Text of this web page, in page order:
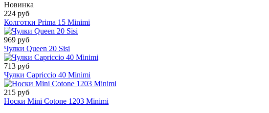
Новинка
224 руб
Колготки Prima 15 Minimi
969 руб
Чулки Queen 20 Sisi
713 руб
Чулки Capriccio 40 Minimi
215 руб
Носки Mini Cotone 1203 Minimi